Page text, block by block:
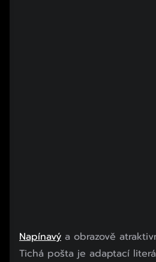
Napínavý a obrazově
Tichá pošta je adaptací